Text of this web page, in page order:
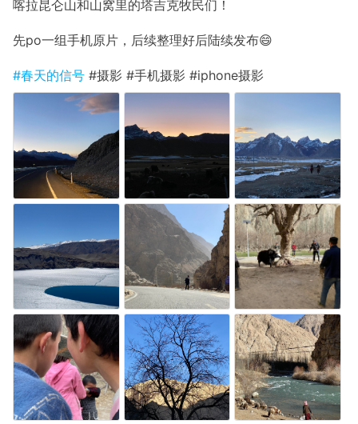
喀拉昆仑山和山窝里的塔吉克牧民们！
先po一组手机原片，后续整理好后陆续发布😄
#春天的信号 #摄影 #手机摄影 #iphone摄影